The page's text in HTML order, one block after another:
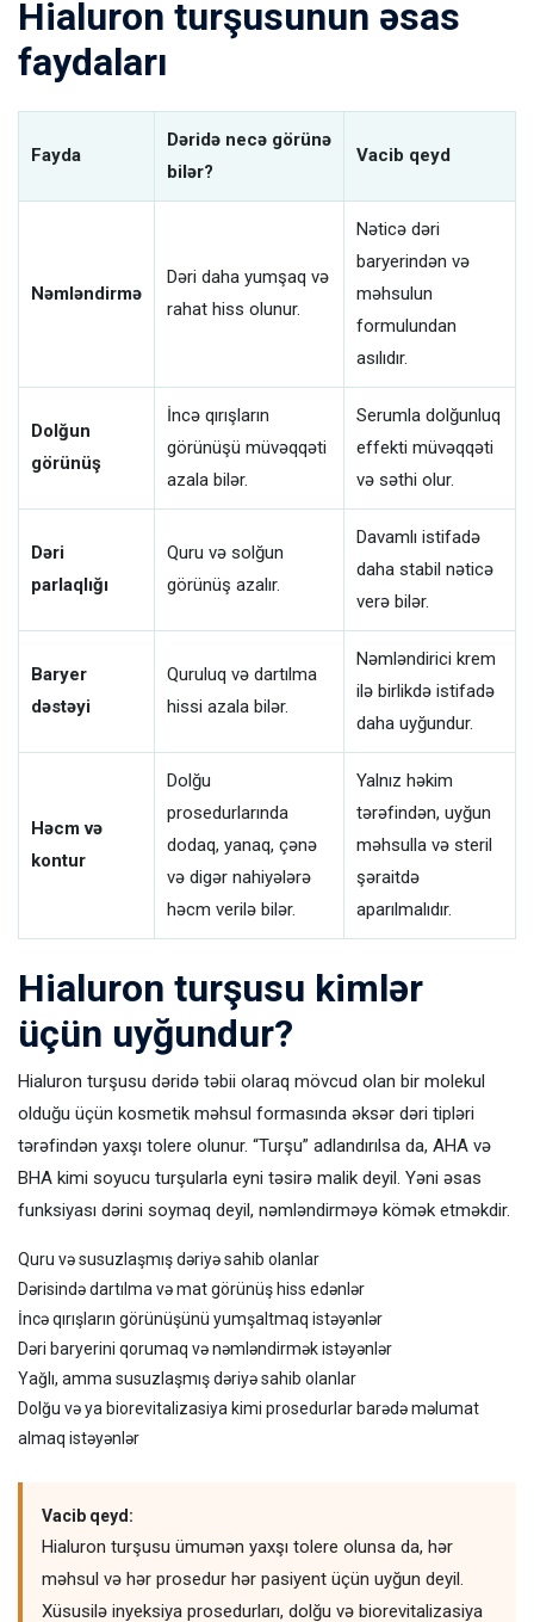
Hialuron turşusunun əsas
faydaları
Fayda
Dəridə necə görünə
bilər?
Vacib qeyd
Nəmləndirmə
Dəri daha yumşaq və
rahat hiss olunur.
Nəticə dəri
baryerindən və
məhsulun
formulundan
asılıdır.
Dolğun
görünüş
İncə qırışların
görünüşü müvəqqəti
azala bilər.
Serumla dolğunluq
effekti müvəqqəti
və səthi olur.
Dəri
parlaqlığı
Quru və solğun
görünüş azalır.
Davamlı istifadə
daha stabil nəticə
verə bilər.
Baryer
dəstəyi
Quruluq və dartılma
hissi azala bilər.
Nəmləndirici krem
ilə birlikdə istifadə
daha uyğundur.
Həcm və
kontur
Dolğu
prosedurlarında
dodaq, yanaq, çənə
və digər nahiyələrə
həcm verilə bilər.
Yalnız həkim
tərəfindən, uyğun
məhsulla və steril
şəraitdə
aparılmalıdır.
Hialuron turşusu kimlər
üçün uyğundur?
Hialuron turşusu dəridə təbii olaraq mövcud olan bir molekul
olduğu üçün kosmetik məhsul formasında əksər dəri tipləri
tərəfindən yaxşı tolere olunur. “Turşu” adlandırılsa da, AHA və
BHA kimi soyucu turşularla eyni təsirə malik deyil. Yəni əsas
funksiyası dərini soymaq deyil, nəmləndirməyə kömək etməkdir.
Quru və susuzlaşmış dəriyə sahib olanlar
Dərisində dartılma və mat görünüş hiss edənlər
İncə qırışların görünüşünü yumşaltmaq istəyənlər
Dəri baryerini qorumaq və nəmləndirmək istəyənlər
Yağlı, amma susuzlaşmış dəriyə sahib olanlar
Dolğu və ya biorevitalizasiya kimi prosedurlar barədə məlumat
almaq istəyənlər
Vacib qeyd:
Hialuron turşusu ümumən yaxşı tolere olunsa da, hər
məhsul və hər prosedur hər pasiyent üçün uyğun deyil.
Xüsusilə inyeksiya prosedurları, dolğu və biorevitalizasiya